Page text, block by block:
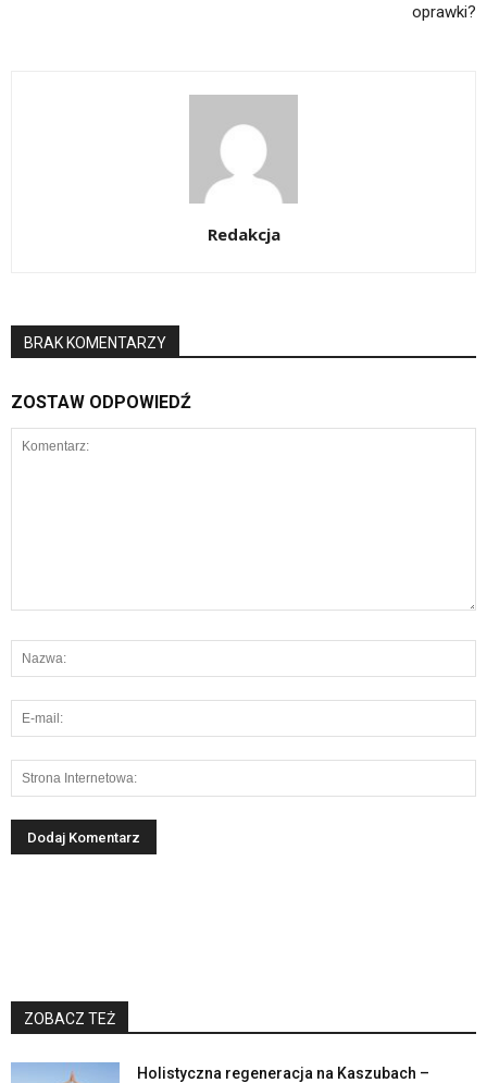
oprawki?
Redakcja
BRAK KOMENTARZY
ZOSTAW ODPOWIEDŹ
ZOBACZ TEŻ
Holistyczna regeneracja na Kaszubach –